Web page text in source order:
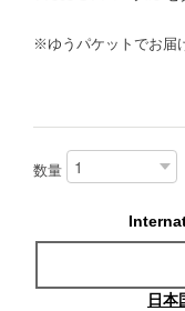
※ゆうパケットでお届
数量
日本